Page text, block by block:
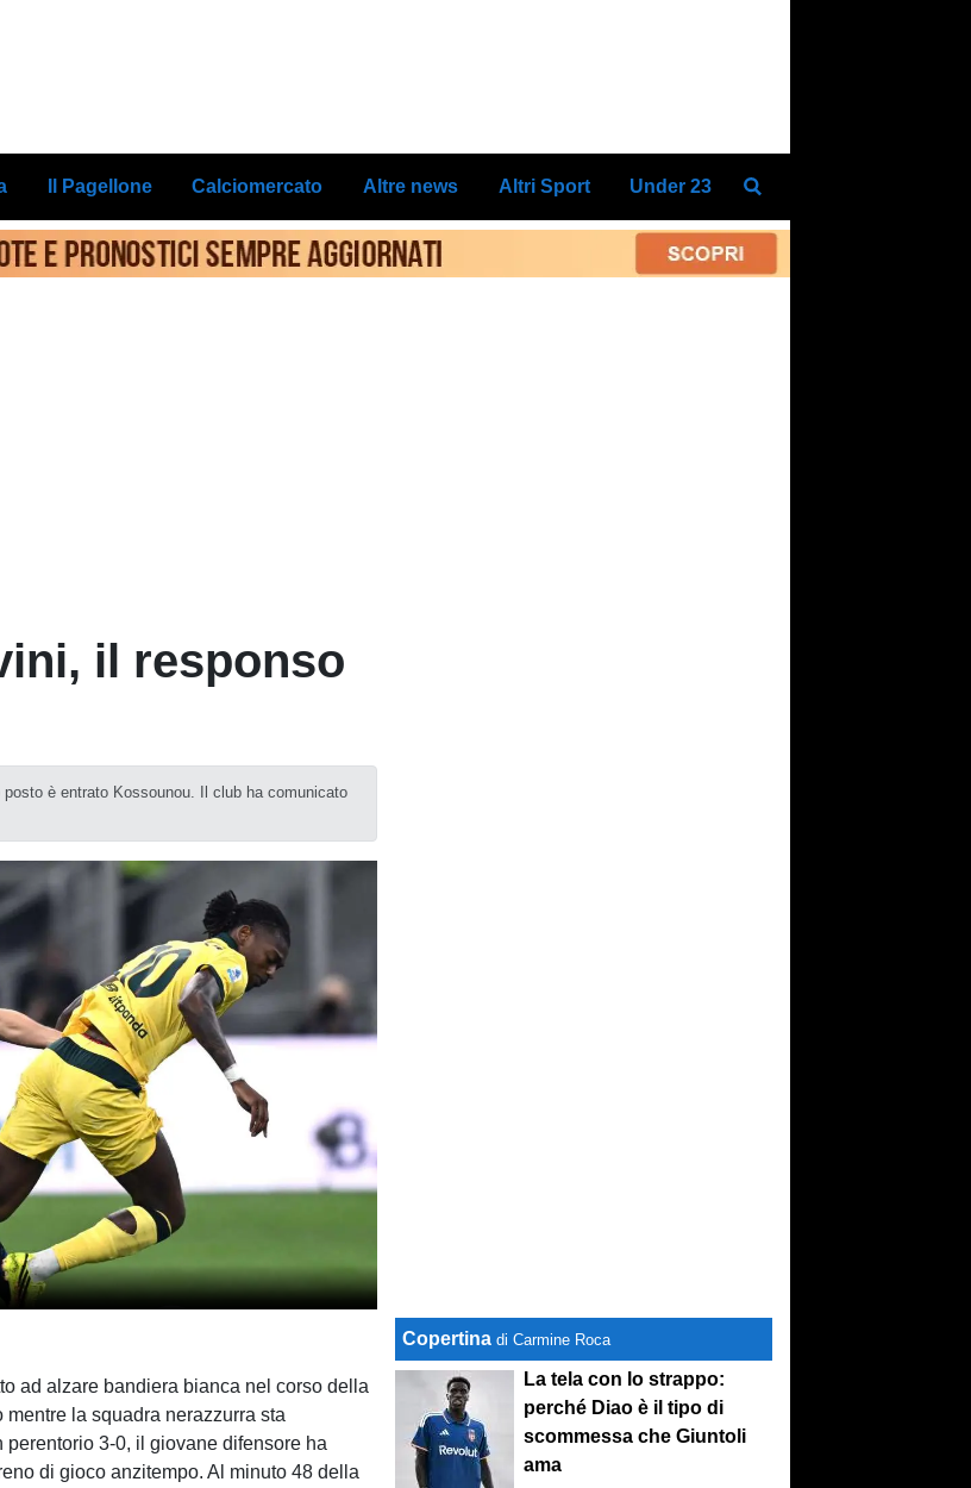
Il Pagellone Calciomercato Altre news Altri Sport Under 23
il responso
è entrato Kossounou. Il club ha comunicato
ad alzare bandiera bianca nel corso della
la squadra nerazzurra sta
3-0, il giovane difensore ha
di gioco anzitempo. Al minuto 48 della
Copertina di Carmine Roca
La tela con lo strappo:
perché Diao è il tipo di
scommessa che Giuntoli
ama